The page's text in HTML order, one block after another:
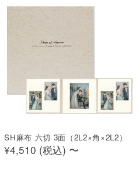
SH麻布 六切 3面（2L2×角×2L2）
¥4,510 (税込) 〜